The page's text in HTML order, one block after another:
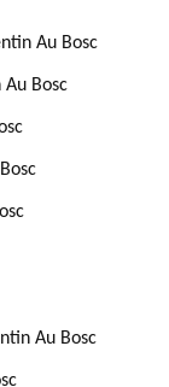
Au Bosc
Bosc
Au Bosc